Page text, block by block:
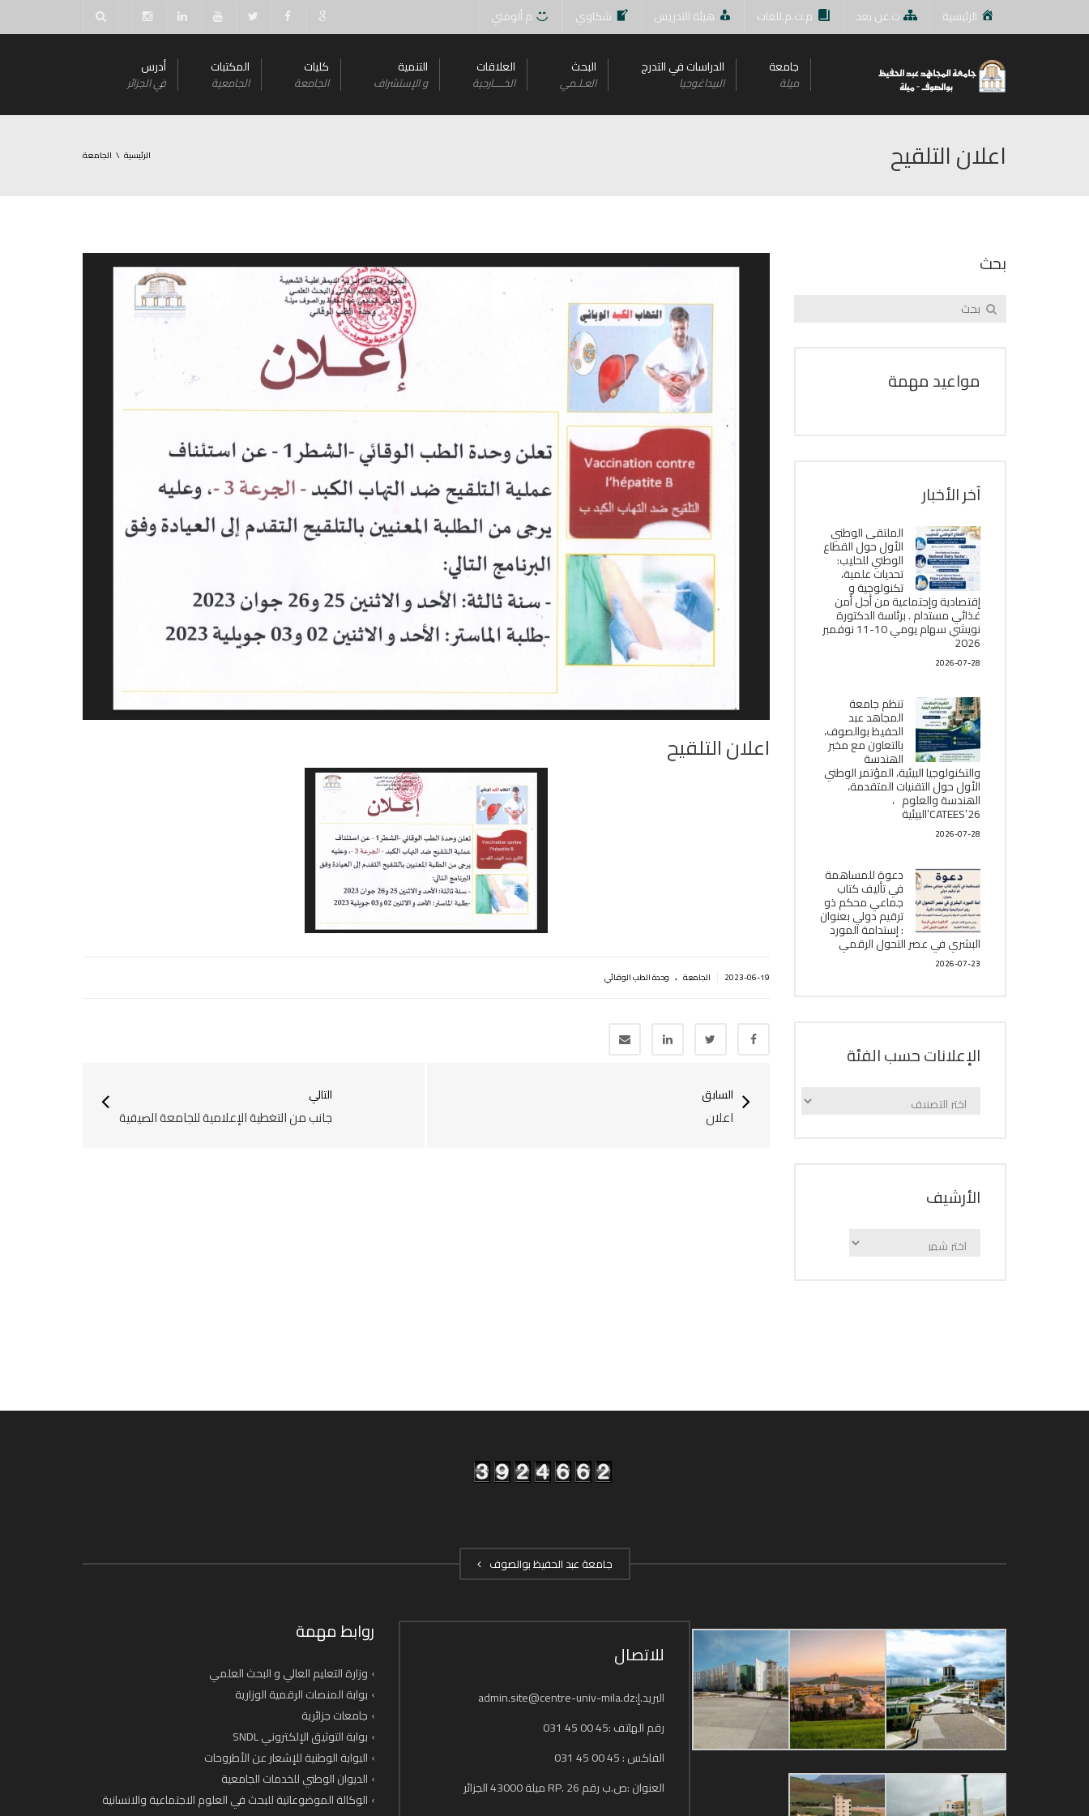
الرئيسية ت.عن بعد م.ت.م.للغات هيئة التدريس شكاوي م.ألومني
جامعة
ميلة
الدراسات في التدرج
البيداغوجيا
البحث
العـلـمي
العلاقات
الخــــارجية
التنمية
و اﻹستشراف
كليات
الجامعة
المكتبات
الجامعية
أدرس
في الجزائر
اعلان التلقيح الرئيسية الجامعة
اعلان التلقيح
2023-06-19 الجامعة . وحدة الطب الوقائي
التالي
جانب من التغطية الإعلامية للجامعة الصيفية
السابق
اعلان
بحث
مواعيد مهمة
آخر الأخبار
الملتقى الوطني
الأول حول القطاع
الوطني للحليب:
تحديات علمية،
تكنولوجية و
إقتصادية وإجتماعية من أجل أمن
غذائي مستدام . برئاسة الدكتورة
نويشي سهام يومي 10-11 نوفمبر
2026
2026-07-28
تنظم جامعة
المجاهد عبد
الحفيظ بوالصوف،
بالتعاون مع مخبر
الھندسة
والتكنولوجيا البیئیة، المؤتمر الوطني
الأول حول التقنيات المتقدمة،
الھندسة والعلوم ،
CATEES’26’البیئية
2026-07-28
دعوة للمساهمة
في تأليف كتاب
جماعي محكم ذو
ترقيم دولي بعنوان
: إستدامة المورد
البشري في عصر التحول الرقمي
2026-07-23
الإعلانات حسب الفئة
الإعلانات
اﻷرشيف
اﻷرشيف
جامعة عبد الحفيظ بوالصوف
روابط مهمة
وزارة التعليم العالي و البحث العلمي
بوابة المنصات الرقمية الوزارية
جامعات جزائرية
بوابة التوثيق الإلكتروني SNDL
البوابة الوطنية للإشعار عن الأطروحات
الديوان الوطني للخدمات الجامعية
الوكالة الموضوعاتية للبحث في العلوم الاجتماعية والانسانية
للاتصال
البريد.إ:admin.site@centre-univ-mila.dz
رقم الهاتف :45 00 45 031
الفاكس : 45 00 45 031
العنوان :ص.ب رقم 26 .RP ميلة 43000 الجزائر